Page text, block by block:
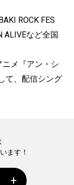
ROCK FES
ALIVEなど全国
メ『アン・シ
て、配信シング
ます！